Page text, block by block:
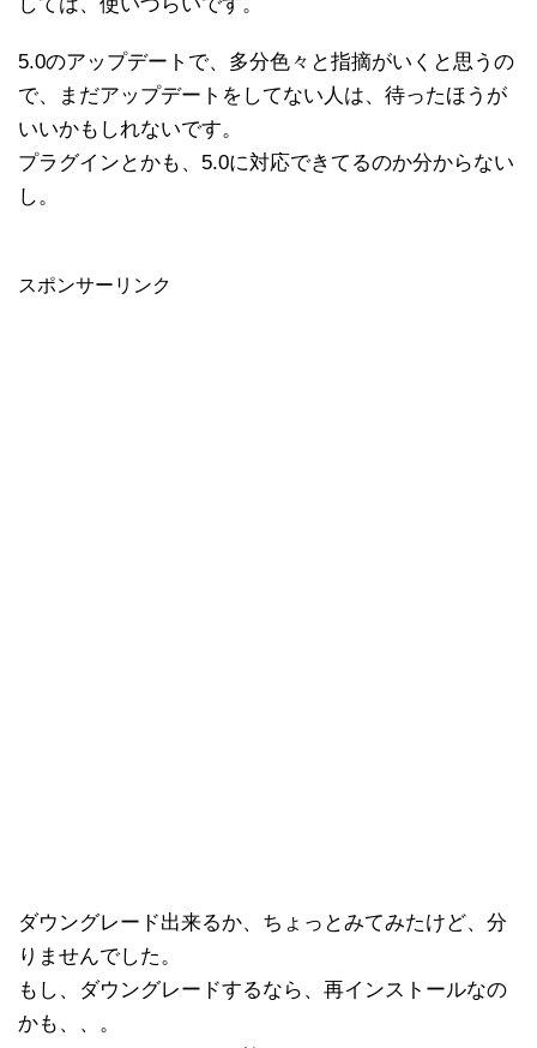
5.0のアップデートで、多分色々と指摘がいくと思うの
で、まだアップデートをしてない人は、待ったほうが
いいかもしれないです。
プラグインとかも、5.0に対応できてるのか分からない
し。
スポンサーリンク
ダウングレード出来るか、ちょっとみてみたけど、分
りませんでした。
もし、ダウングレードするなら、再インストールなの
かも、、。